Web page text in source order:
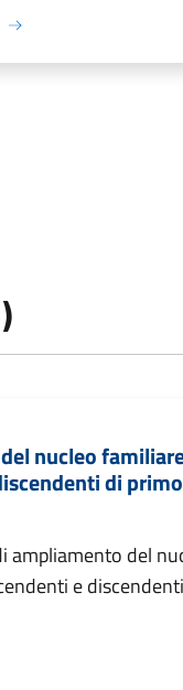
nucleo
di primo
ampliamento del
e